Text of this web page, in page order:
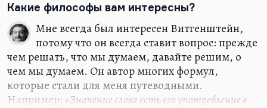
Как раз именно эту демагогию Ильина
разоблачает Бердяев. И рецензия на книгу, и
ответ на ответ Бердяева заслуживают внимания.
А так-то, конечно, у меня на полке стоит
«Самопознание». Наверное, надо читать…
Какие философы вам интересны?
Мне всегда был интересен Витгенштейн,
потому что он всегда ставит вопрос: прежде
чем решать, что мы думаем, давайте решим, о
чем мы думаем. Он автор многих формул,
которые стали для меня путеводными.
Например: «Значение слова есть его употребление в